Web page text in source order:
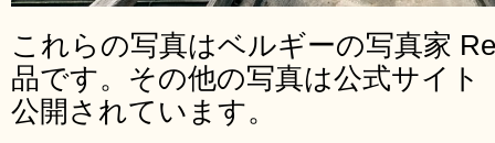
これらの写真はベルギーの写真家
品です。その他の写真は公式サイト
公開されています。